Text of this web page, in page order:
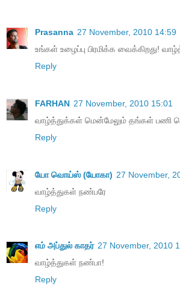
Prasanna 27 November, 2010 14:59
உங்கள் உழைப்பு பிரமிக்க வைக்கிறது!
Reply
FARHAN 27 November, 2010 15:01
வாழ்த்துக்கள் மென்மேலும் தங்கள் பணி
Reply
யோ வொய்ஸ் (யோகா) 27 November,
வாழ்த்துகள் நண்பரே
Reply
எம் அப்துல் காதர் 27 November, 2010
வாழ்த்துகள் நண்பா!
Reply